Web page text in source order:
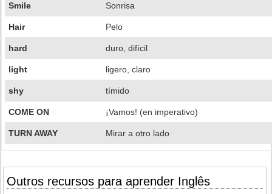
Smile Sonrisa
Hair Pelo
hard duro, difícil
light ligero, claro
shy tímido
COME ON ¡Vamos! (en imperativo)
TURN AWAY Mirar a otro lado
Outros recursos para aprender Inglês